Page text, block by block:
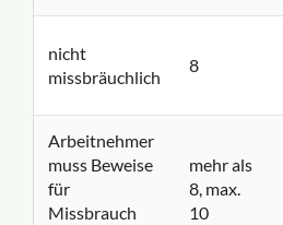
nicht
missbräuchlich
8
Arbeitnehmer
muss Beweise
für
Missbrauch
mehr als
8, max.
10